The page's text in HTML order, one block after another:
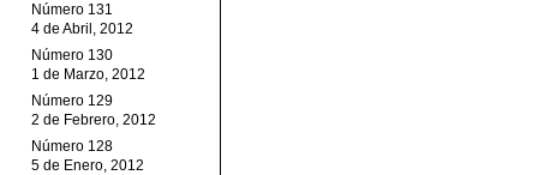
Número 131
4 de Abril, 2012
Número 130
1 de Marzo, 2012
Número 129
2 de Febrero, 2012
Número 128
5 de Enero, 2012